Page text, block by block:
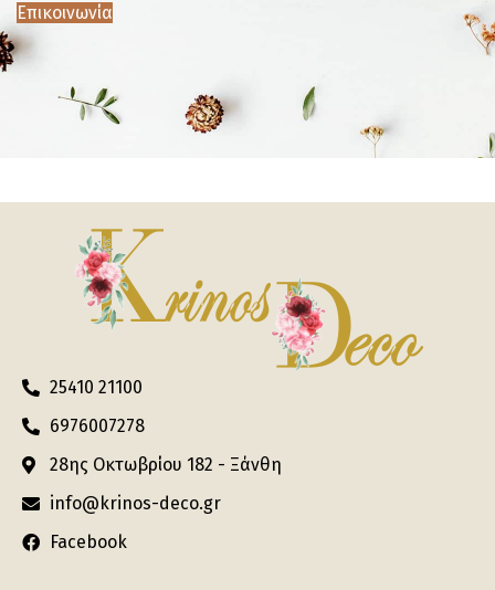
Επικοινωνία
25410 21100
6976007278
28ης Οκτωβρίου 182 - Ξάνθη
info@krinos-deco.gr
Facebook